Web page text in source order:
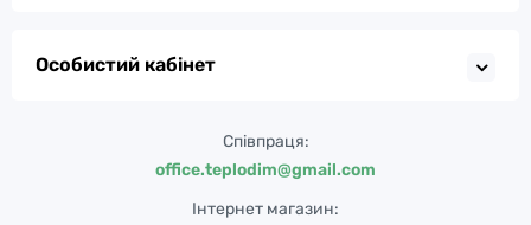
Особистий кабінет
Співпраця:
office.teplodim@gmail.com
Інтернет магазин: